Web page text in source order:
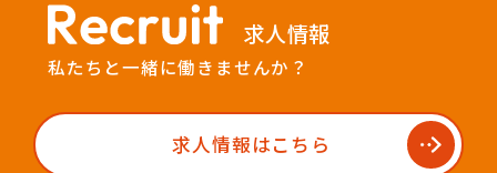
求人情報
私たちと一緒に働きませんか？
求人情報はこちら